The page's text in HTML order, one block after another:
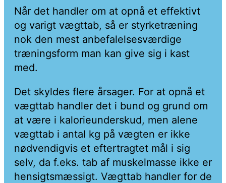
Når det handler om at opnå et effektivt
og varigt vægttab, så er styrketræning
nok den mest anbefalelsesværdige
træningsform man kan give sig i kast
med.
Det skyldes flere årsager. For at opnå et
vægttab handler det i bund og grund om
at være i kalorieunderskud, men alene
vægttab i antal kg på vægten er ikke
nødvendigvis et eftertragtet mål i sig
selv, da f.eks. tab af muskelmasse ikke er
hensigtsmæssigt. Vægttab handler for de